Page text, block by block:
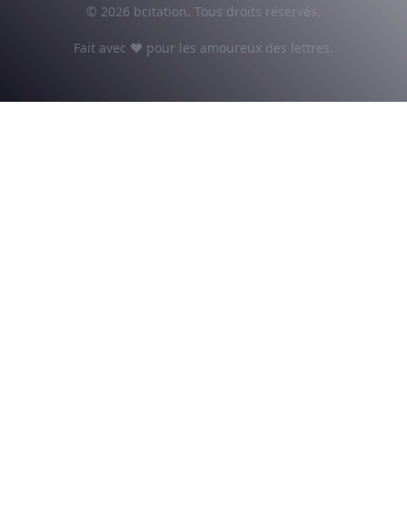
© 2026 bcitation. Tous droits réservés.
Fait avec ♥ pour les amoureux des lettres.